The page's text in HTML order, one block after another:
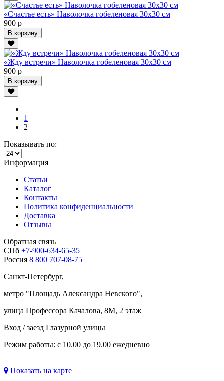
«Счастье есть» Наволочка гобеленовая 30х30 см
900 р
В корзину
«Жду встречи» Наволочка гобеленовая 30х30 см
900 р
В корзину
1
2
Показывать по:
Информация
Статьи
Каталог
Контакты
Политика конфиденциальности
Доставка
Отзывы
Обратная связь
СПб +7-900-634-65-35
Россия 8 800 707-08-75
Санкт-Петербург,
метро "Площадь Александра Невского",
улица Профессора Качалова, 8М, 2 этаж
Вход / заезд Глазурной улицы
Режим работы: с 10.00 до 19.00 ежедневно
Показать на карте